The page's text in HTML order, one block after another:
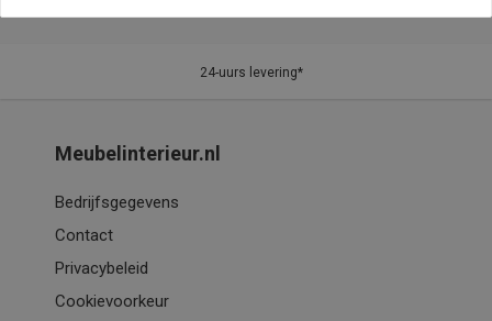
24-uurs levering*
Meubelinterieur.nl
Bedrijfsgegevens
Contact
Privacybeleid
Cookievoorkeur